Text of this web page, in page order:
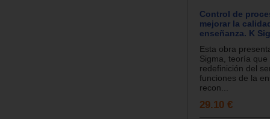
Control de
mejorar la
enseñanza. K
Esta obra
Sigma, teoría
redefinición del
funciones de la
recon...
29.10 €